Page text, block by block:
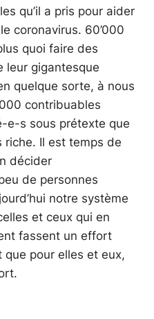
qu’il a pris pour aider
coronavirus. 60’000
quoi faire des
leur gigantesque
quelque sorte, à nous
contribuables
e-s sous prétexte que
riche. Il est temps de
décider
de personnes
notre système
et ceux qui en
fassent un effort
que pour elles et eux,